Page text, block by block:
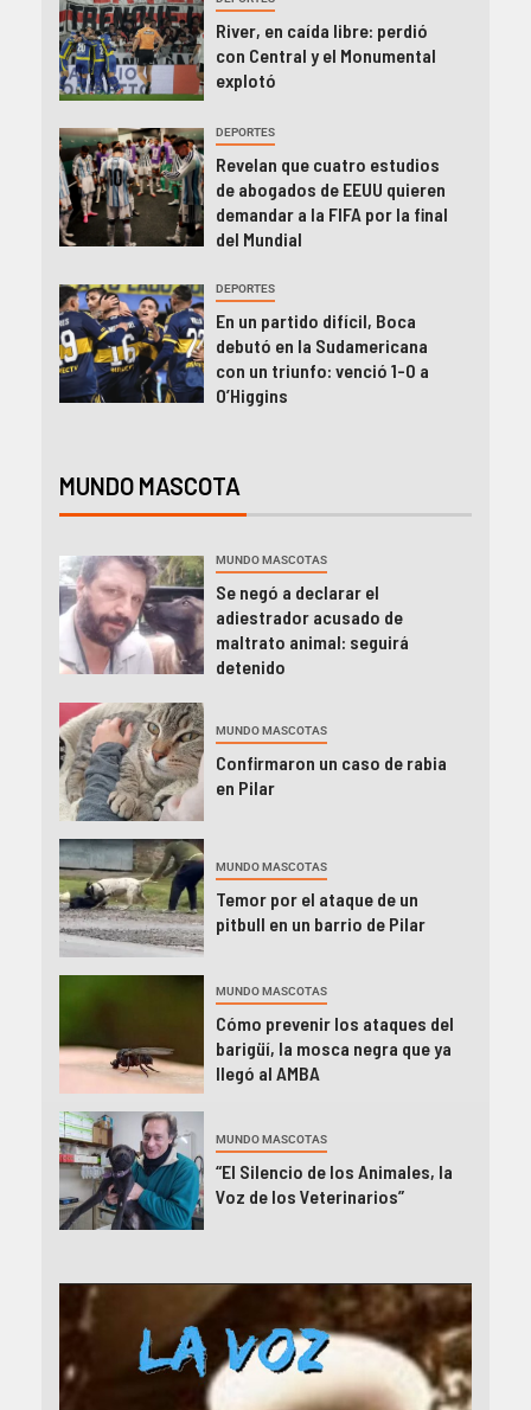
River, en caída libre: perdió
con Central y el Monumental
explotó
DEPORTES
Revelan que cuatro estudios
de abogados de EEUU quieren
demandar a la FIFA por la final
del Mundial
DEPORTES
En un partido difícil, Boca
debutó en la Sudamericana
con un triunfo: venció 1-0 a
O’Higgins
MUNDO MASCOTA
MUNDO MASCOTAS
Se negó a declarar el
adiestrador acusado de
maltrato animal: seguirá
detenido
MUNDO MASCOTAS
Confirmaron un caso de rabia
en Pilar
MUNDO MASCOTAS
Temor por el ataque de un
pitbull en un barrio de Pilar
MUNDO MASCOTAS
Cómo prevenir los ataques del
barigüí, la mosca negra que ya
llegó al AMBA
MUNDO MASCOTAS
“El Silencio de los Animales, la
Voz de los Veterinarios”